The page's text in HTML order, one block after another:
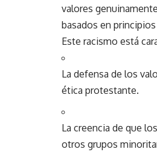
valores
basados en
Este racismo está
La defensa de los
ética protestante.
La creencia de que
otros grupos